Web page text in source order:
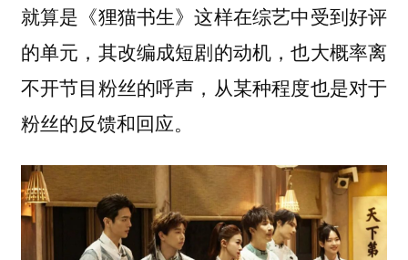
就算是《狸猫书生》这样在综艺中受到好评
的单元，其改编成短剧的动机，也大概率离
不开节目粉丝的呼声，从某种程度也是对于
粉丝的反馈和回应。